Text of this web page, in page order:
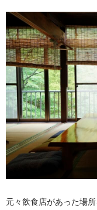
元々飲食店があった場